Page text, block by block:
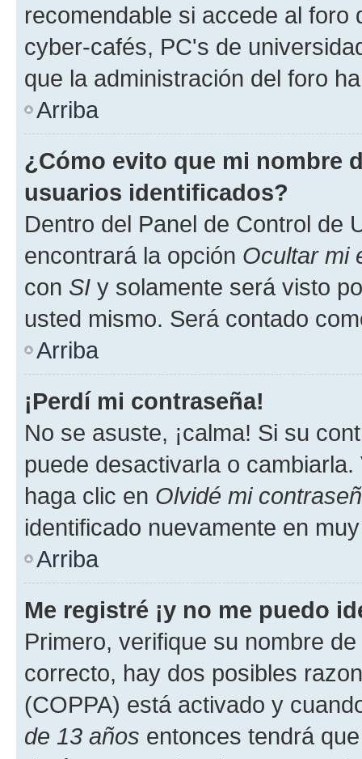
recomendable si accede al foro
cyber-cafés, PC's de
que la administración del foro
Arriba
¿Cómo evito que mi nombre
usuarios identificados?
Dentro del Panel de Control de
encontrará la opción Ocultar mi
con SI y solamente será visto
usted mismo. Será contado
Arriba
¡Perdí mi contraseña!
No se asuste, ¡calma! Si su
puede desactivarla o
haga clic en Olvidé mi
identificado nuevamente en
Arriba
Me registré ¡y no me puedo
Primero, verifique su nombre
correcto, hay dos posibles
(COPPA) está activado y
de 13 años entonces tendrá